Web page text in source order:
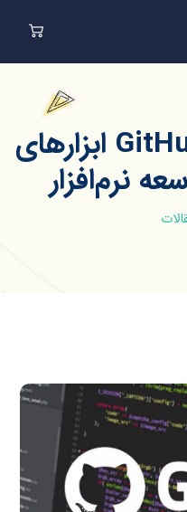
آشنایی با Git و GitHub ابزارهای
نرم‌افزار